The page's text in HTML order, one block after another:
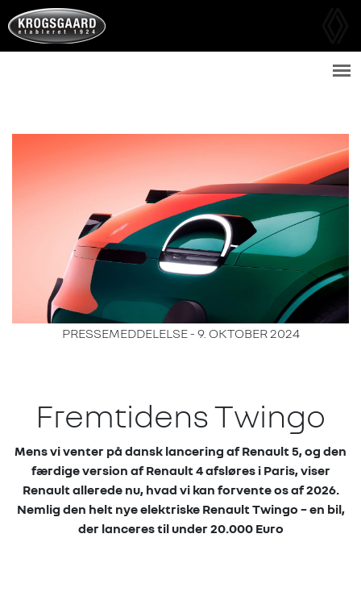
PRESSEMEDDELELSE - 9. OKTOBER 2024
Fremtidens Twingo
Mens vi venter på dansk lancering af Renault 5, og den
færdige version af Renault 4 afsløres i Paris, viser
Renault allerede nu, hvad vi kan forvente os af 2026.
Nemlig den helt nye elektriske Renault Twingo – en bil,
der lanceres til under 20.000 Euro